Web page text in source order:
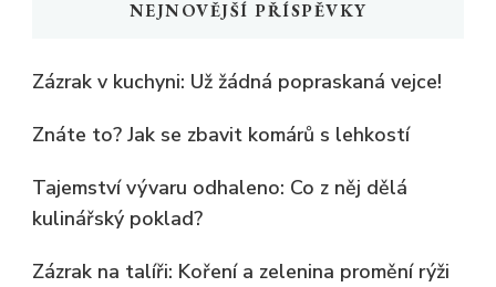
NEJNOVĚJŠÍ PŘÍSPĚVKY
Zázrak v kuchyni: Už žádná popraskaná vejce!
Znáte to? Jak se zbavit komárů s lehkostí
Tajemství vývaru odhaleno: Co z něj dělá
kulinářský poklad?
Zázrak na talíři: Koření a zelenina promění rýži